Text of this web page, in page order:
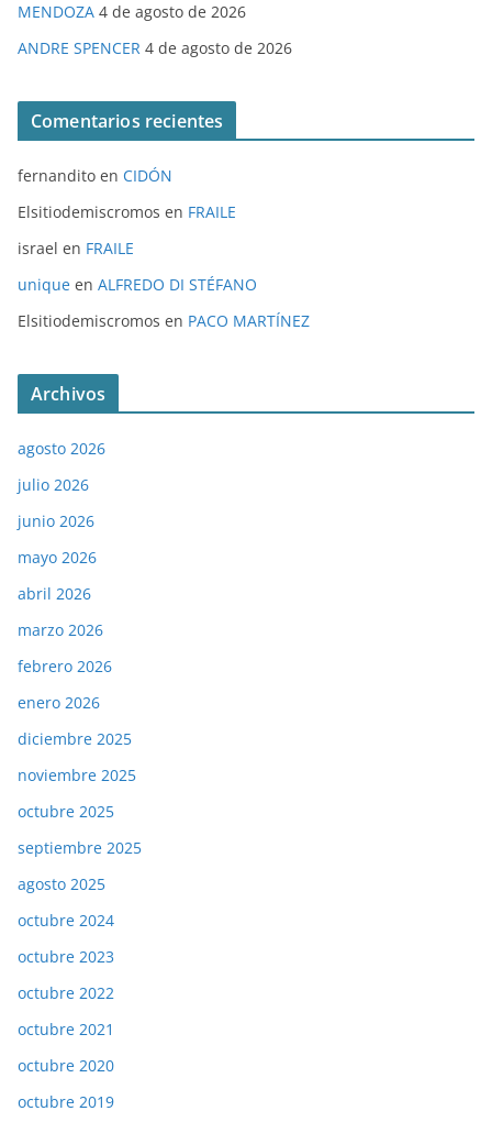
MENDOZA 4 de agosto de 2026
ANDRE SPENCER 4 de agosto de 2026
Comentarios recientes
fernandito en CIDÓN
Elsitiodemiscromos en FRAILE
israel en FRAILE
unique en ALFREDO DI STÉFANO
Elsitiodemiscromos en PACO MARTÍNEZ
Archivos
agosto 2026
julio 2026
junio 2026
mayo 2026
abril 2026
marzo 2026
febrero 2026
enero 2026
diciembre 2025
noviembre 2025
octubre 2025
septiembre 2025
agosto 2025
octubre 2024
octubre 2023
octubre 2022
octubre 2021
octubre 2020
octubre 2019